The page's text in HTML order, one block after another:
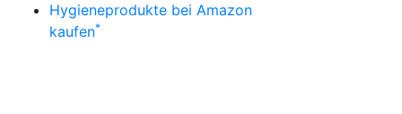
Hygieneprodukte bei Amazon
kaufen*